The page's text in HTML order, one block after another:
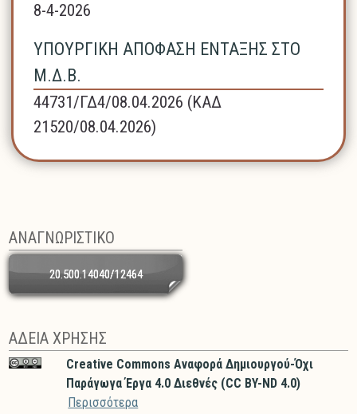
8-4-2026
ΥΠΟΥΡΓΙΚΗ ΑΠΟΦΑΣΗ ΕΝΤΑΞΗΣ ΣΤΟ
Μ.Δ.Β.
44731/ΓΔ4/08.04.2026 (ΚΑΔ
21520/08.04.2026)
ΑΝΑΓΝΩΡΙΣΤΙΚΟ
20.500.14040/12464
ΑΔΕΙΑ ΧΡΗΣΗΣ
Creative Commons Αναφορά Δημιουργού-Όχι
Παράγωγα Έργα 4.0 Διεθνές (CC BY-ND 4.0)
Περισσότερα